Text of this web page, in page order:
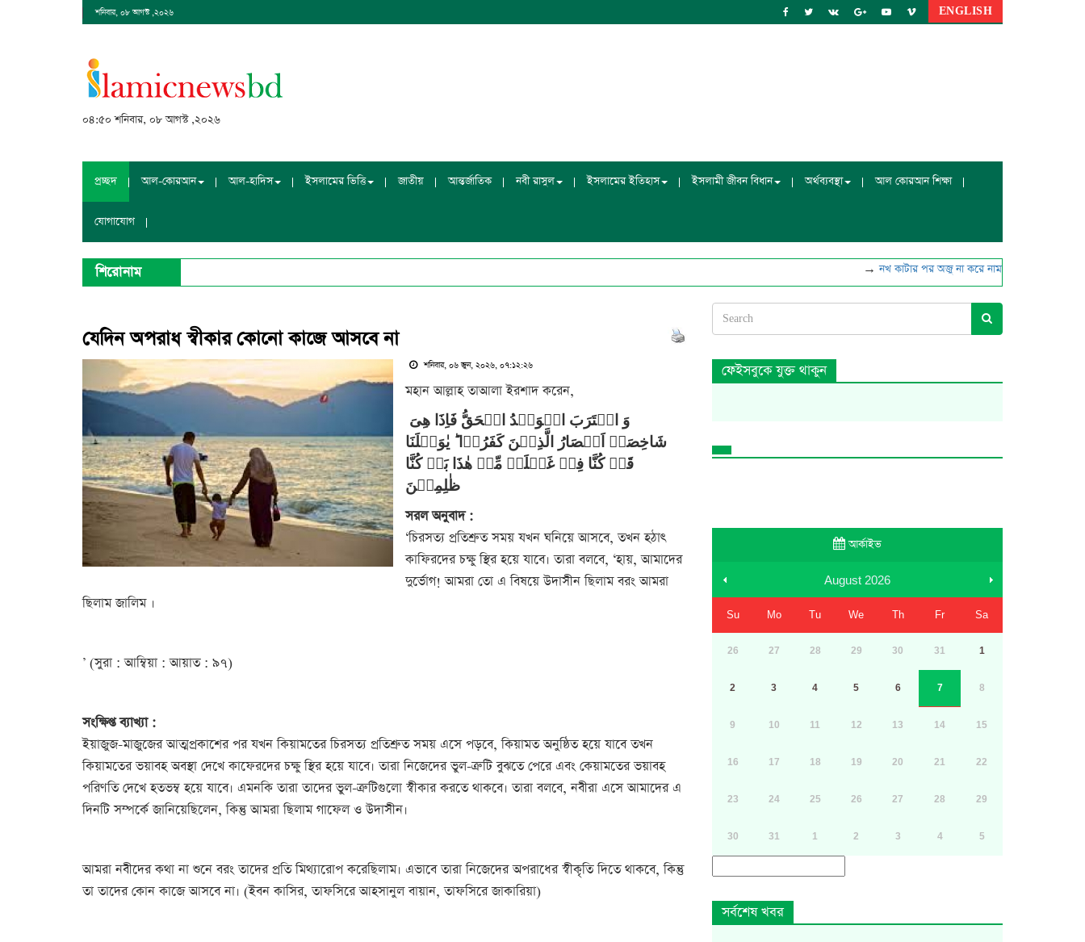
শনিবার, ০৮ আগস্ট ,২০২৬ ENGLISH
০৪:৫০ শনিবার, ০৮ আগস্ট ,২০২৬
প্রচ্ছদ আল-কোরআন আল-হাদিস ইসলামের ভিত্তি জাতীয় আন্তর্জাতিক নবী রাসুল ইসলামের ইতিহাস ইসলামী জীবন বিধান অর্থব্যবস্থা আল কোরআন শিক্ষা
যোগাযোগ
শিরোনাম নখ কাটার পর অজু না করে নামাজ পড়া যাবে?
যেদিন অপরাধ স্বীকার কোনো কাজে আসবে না
শনিবার, ০৬ জুন, ২০২৬, ০৭:১২:২৬
মহান আল্লাহ তাআলা ইরশাদ করেন,
شَاخِصَۃٌ اَبۡصَارُ الَّذِیۡنَ كَفَرُوۡا ؕ یٰوَیۡلَنَا
قَدۡ كُنَّا فِیۡ غَفۡلَۃٍ مِّنۡ هٰذَا بَلۡ كُنَّا
ظٰلِمِیۡنَ
সরল অনুবাদ :
‘চিরসত্য প্রতিশ্রুত সময় যখন ঘনিয়ে আসবে, তখন হঠাৎ
কাফিরদের চক্ষু স্থির হয়ে যাবে। তারা বলবে, ‘হায়, আমাদের
দুর্ভোগ! আমরা তো এ বিষয়ে উদাসীন ছিলাম বরং আমরা
ছিলাম জালিম ।
’ (সুরা : আম্বিয়া : আয়াত : ৯৭)
সংক্ষিপ্ত ব্যাখ্যা :
ইয়াজুজ-মাজুজের আত্মপ্রকাশের পর যখন কিয়ামতের চিরসত্য প্রতিশ্রুত সময় এসে পড়বে, কিয়ামত অনুষ্ঠিত হয়ে যাবে তখন
কিয়ামতের ভয়াবহ অবস্থা দেখে কাফেরদের চক্ষু স্থির হয়ে যাবে। তারা নিজেদের ভুল-ত্রুটি বুঝতে পেরে এবং কেয়ামতের ভয়াবহ
পরিণতি দেখে হতভম্ব হয়ে যাবে। এমনকি তারা তাদের ভুল-ত্রুটিগুলো স্বীকার করতে থাকবে। তারা বলবে, নবীরা এসে আমাদের এ
দিনটি সম্পর্কে জানিয়েছিলেন, কিন্তু আমরা ছিলাম গাফেল ও উদাসীন।
আমরা নবীদের কথা না শুনে বরং তাদের প্রতি মিথ্যারোপ করেছিলাম। এভাবে তারা নিজেদের অপরাধের স্বীকৃতি দিতে থাকবে, কিন্তু
তা তাদের কোন কাজে আসবে না। (ইবন কাসির, তাফসিরে আহসানুল বায়ান, তাফসিরে জাকারিয়া)
ফেইসবুকে যুক্ত থাকুন
আর্কাইভ
August 2026
Su Mo Tu We Th Fr Sa
26 27 28 29 30 31 1
2 3 4 5 6 7 8
9 10 11 12 13 14 15
16 17 18 19 20 21 22
23 24 25 26 27 28 29
30 31 1 2 3 4 5
সর্বশেষ খবর